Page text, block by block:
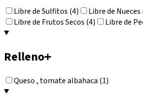
Libre de Sulfitos (4) Libre de Nueces
Libre de Frutos Secos (4)
Libre de
Relleno+
Queso , tomate albahaca (1)